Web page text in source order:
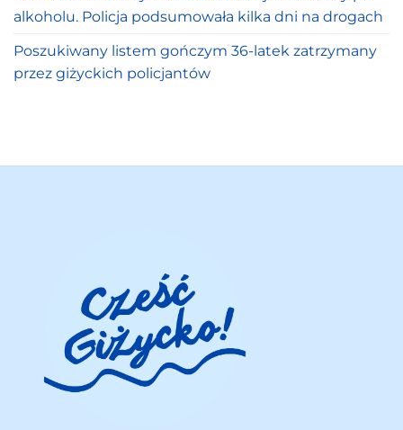
alkoholu. Policja podsumowała kilka dni na drogach
Poszukiwany listem gończym 36-latek zatrzymany
przez giżyckich policjantów